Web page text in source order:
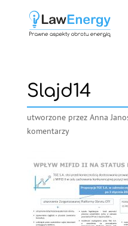
Slajd14
utworzone przez Anna
komentarzy